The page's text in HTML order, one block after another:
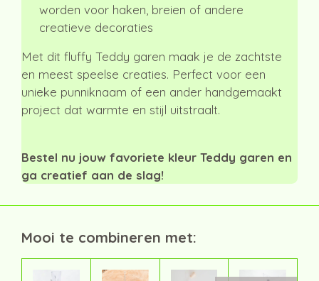
worden voor haken, breien of andere
creatieve decoraties
Met dit fluffy Teddy garen maak je de zachtste
en meest speelse creaties. Perfect voor een
unieke punniknaam of een ander handgemaakt
project dat warmte en stijl uitstraalt.
Bestel nu jouw favoriete kleur Teddy garen en
ga creatief aan de slag!
Mooi te combineren met: